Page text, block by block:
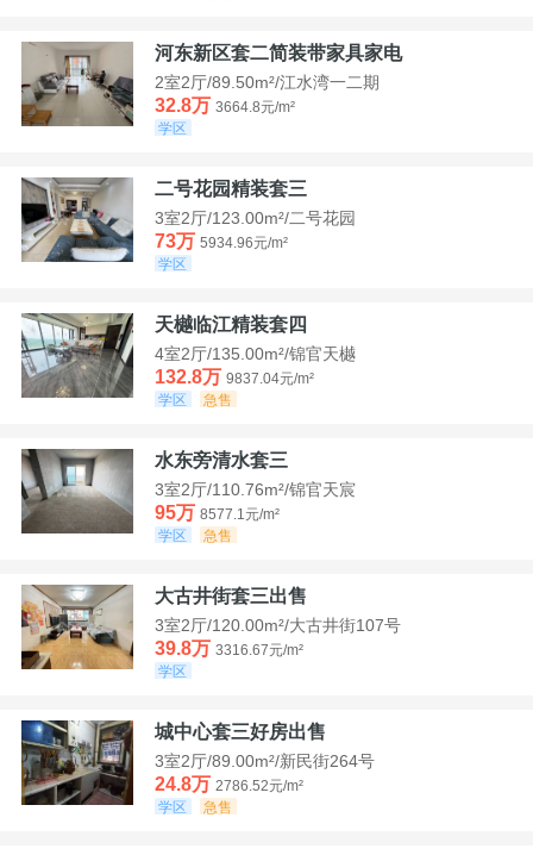
河东新区套二简装带家具家电
2室2厅/89.50m²/江水湾一二期
32.8万 3664.8元/m²
学区
二号花园精装套三
3室2厅/123.00m²/二号花园
73万 5934.96元/m²
学区
天樾临江精装套四
4室2厅/135.00m²/锦官天樾
132.8万 9837.04元/m²
学区
急售
水东旁清水套三
3室2厅/110.76m²/锦官天宸
95万 8577.1元/m²
学区
急售
大古井街套三出售
3室2厅/120.00m²/大古井街107号
39.8万 3316.67元/m²
学区
城中心套三好房出售
3室2厅/89.00m²/新民街264号
24.8万 2786.52元/m²
学区
急售